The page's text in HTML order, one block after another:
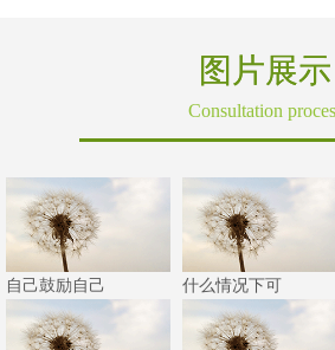
图片展示
Consultation
自己鼓励自己 什么情况下可